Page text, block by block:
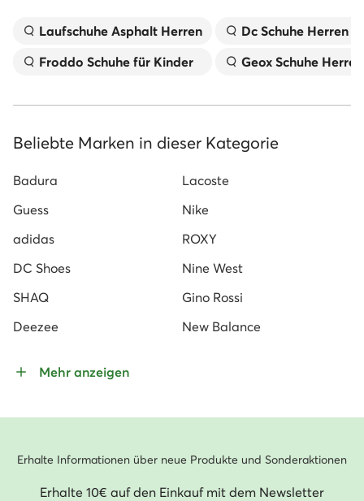
Laufschuhe Asphalt Herren
Froddo Schuhe für Kinder
Dc Schuhe Herren
Geox Schuhe Herren
Beliebte Marken in dieser Kategorie
Badura
Lacoste
Guess
Nike
adidas
ROXY
DC Shoes
Nine West
SHAQ
Gino Rossi
Deezee
New Balance
Mehr anzeigen
Erhalte Informationen über neue Produkte und Sonderaktionen
Erhalte 10€ auf den Einkauf mit dem Newsletter